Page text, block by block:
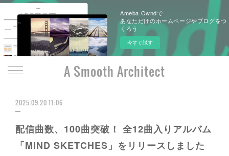
Ameba Owndで
あなただけのホームページやブログをつ
くろう
今すぐ試す
A Smooth Architect
2025.09.20 11:06
配信曲数、100曲突破！ 全12曲入りアルバム
「MIND SKETCHES」をリリースしました